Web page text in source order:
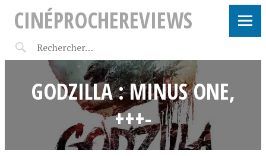
CINÉPROCHEREVIEWS
GODZILLA : MINUS ONE,
+++-